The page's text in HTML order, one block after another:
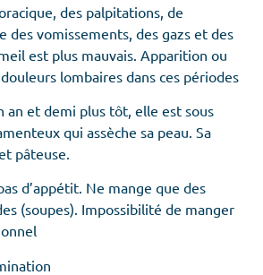
des palpitations, de
des vomissements, des gazs et des
est plus mauvais. Apparition ou
lombaires dans ces périodes
an et demi plus tôt, elle est sous
qui assèche sa peau. Sa
pâteuse.
d’appétit. Ne mange que des
(soupes). Impossibilité de manger